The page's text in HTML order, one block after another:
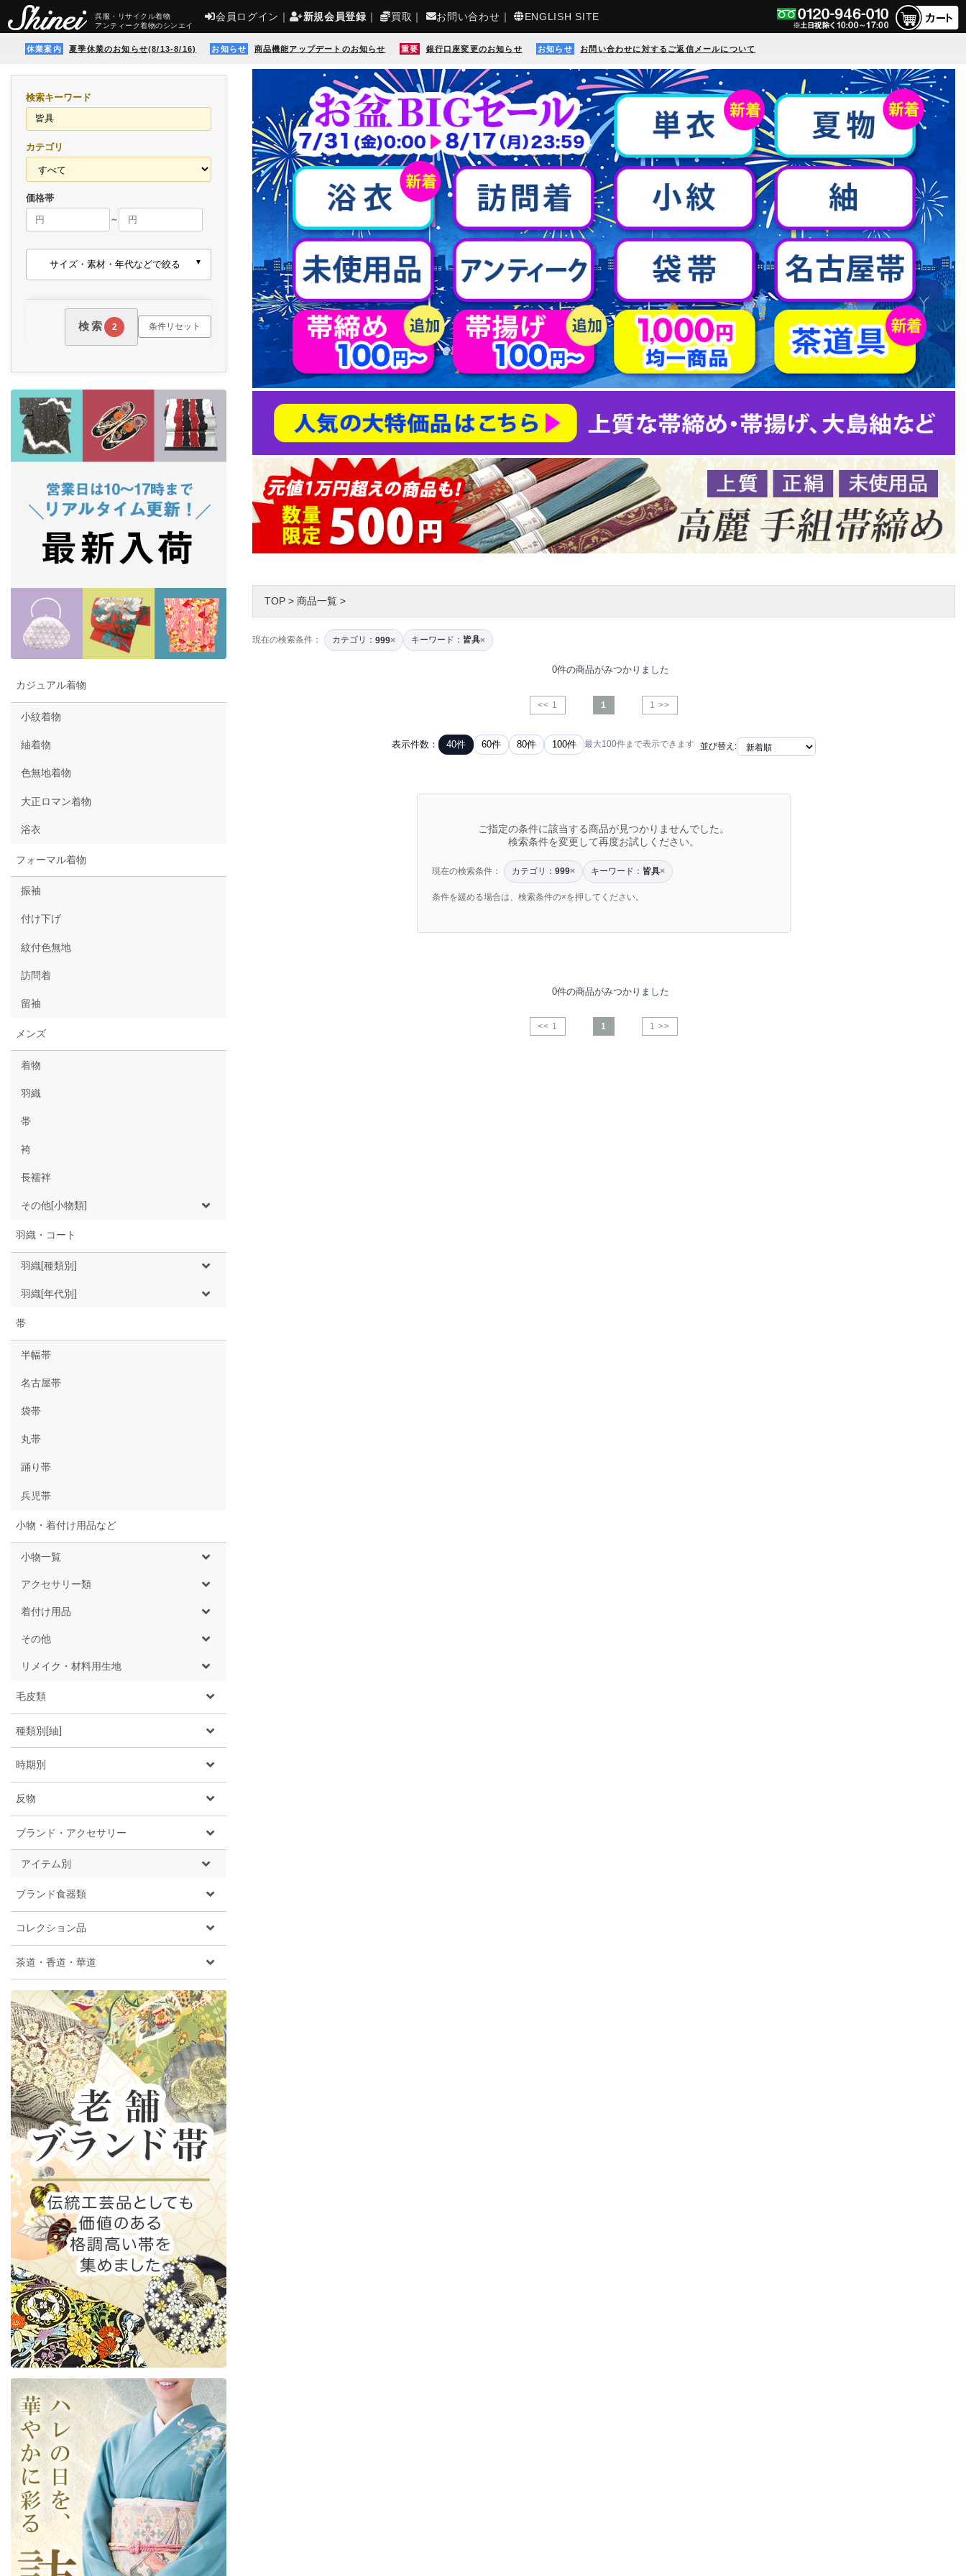
呉服・リサイクル着物
アンティーク着物のシンエイ
会員ログイン ｜ 新規会員登録 ｜ 買取 ｜ お問い合わせ ｜ ENGLISH SITE
休業案内 夏季休業のお知らせ(8/13-8/16) お知らせ 商品機能アップデートのお知らせ 重要 銀行口座変更のお知らせ お知らせ お問い合わせに対するご返信メールについて
検索キーワード
カテゴリ
価格帯
～
サイズ・素材・年代などで絞る
検索 2 条件リセット
カジュアル着物
小紋着物
紬着物
色無地着物
大正ロマン着物
浴衣
フォーマル着物
振袖
付け下げ
紋付色無地
訪問着
留袖
メンズ
着物
羽織
帯
袴
長襦袢
その他[小物類]
羽織・コート
羽織[種類別]
羽織[年代別]
帯
半幅帯
名古屋帯
袋帯
丸帯
踊り帯
兵児帯
小物・着付け用品など
小物一覧
アクセサリー類
着付け用品
その他
リメイク・材料用生地
毛皮類
種類別[紬]
時期別
反物
ブランド・アクセサリー
アイテム別
ブランド食器類
コレクション品
茶道・香道・華道
TOP > 商品一覧 >
現在の検索条件： カテゴリ： 999× キーワード： 皆具×
0件の商品がみつかりました
<< 1 1 1 >>
表示件数： 40件 60件 80件 100件 最大100件まで表示できます 並び替え:
ご指定の条件に該当する商品が見つかりませんでした。
検索条件を変更して再度お試しください。
現在の検索条件： カテゴリ： 999× キーワード： 皆具×
条件を緩める場合は、検索条件の×を押してください。
0件の商品がみつかりました
<< 1 1 1 >>